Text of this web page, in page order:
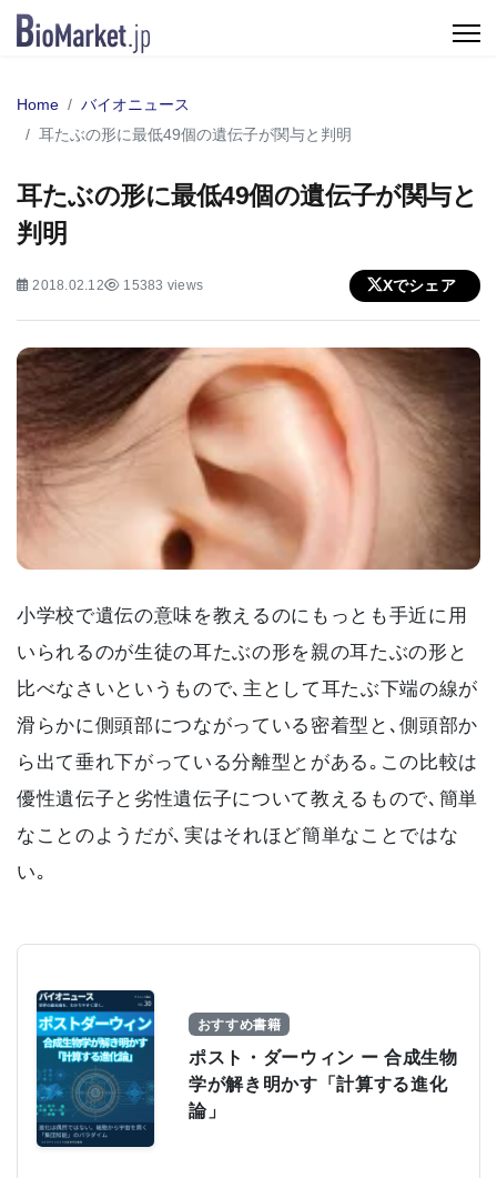
Home
バイオニュース
耳たぶの形に最低49個の遺伝子が関与と判明
耳たぶの形に最低49個の遺伝子が関与と
判明
2018.02.12 15383 views Xでシェア
小学校で遺伝の意味を教えるのにもっとも手近に用
いられるのが生徒の耳たぶの形を親の耳たぶの形と
比べなさいというもので､主として耳たぶ下端の線が
滑らかに側頭部につながっている密着型と､側頭部か
ら出て垂れ下がっている分離型とがある｡この比較は
優性遺伝子と劣性遺伝子について教えるもので､簡単
なことのようだが､実はそれほど簡単なことではな
い｡
おすすめ書籍
ポスト・ダーウィン ー 合成生物
学が解き明かす「計算する進化
論」